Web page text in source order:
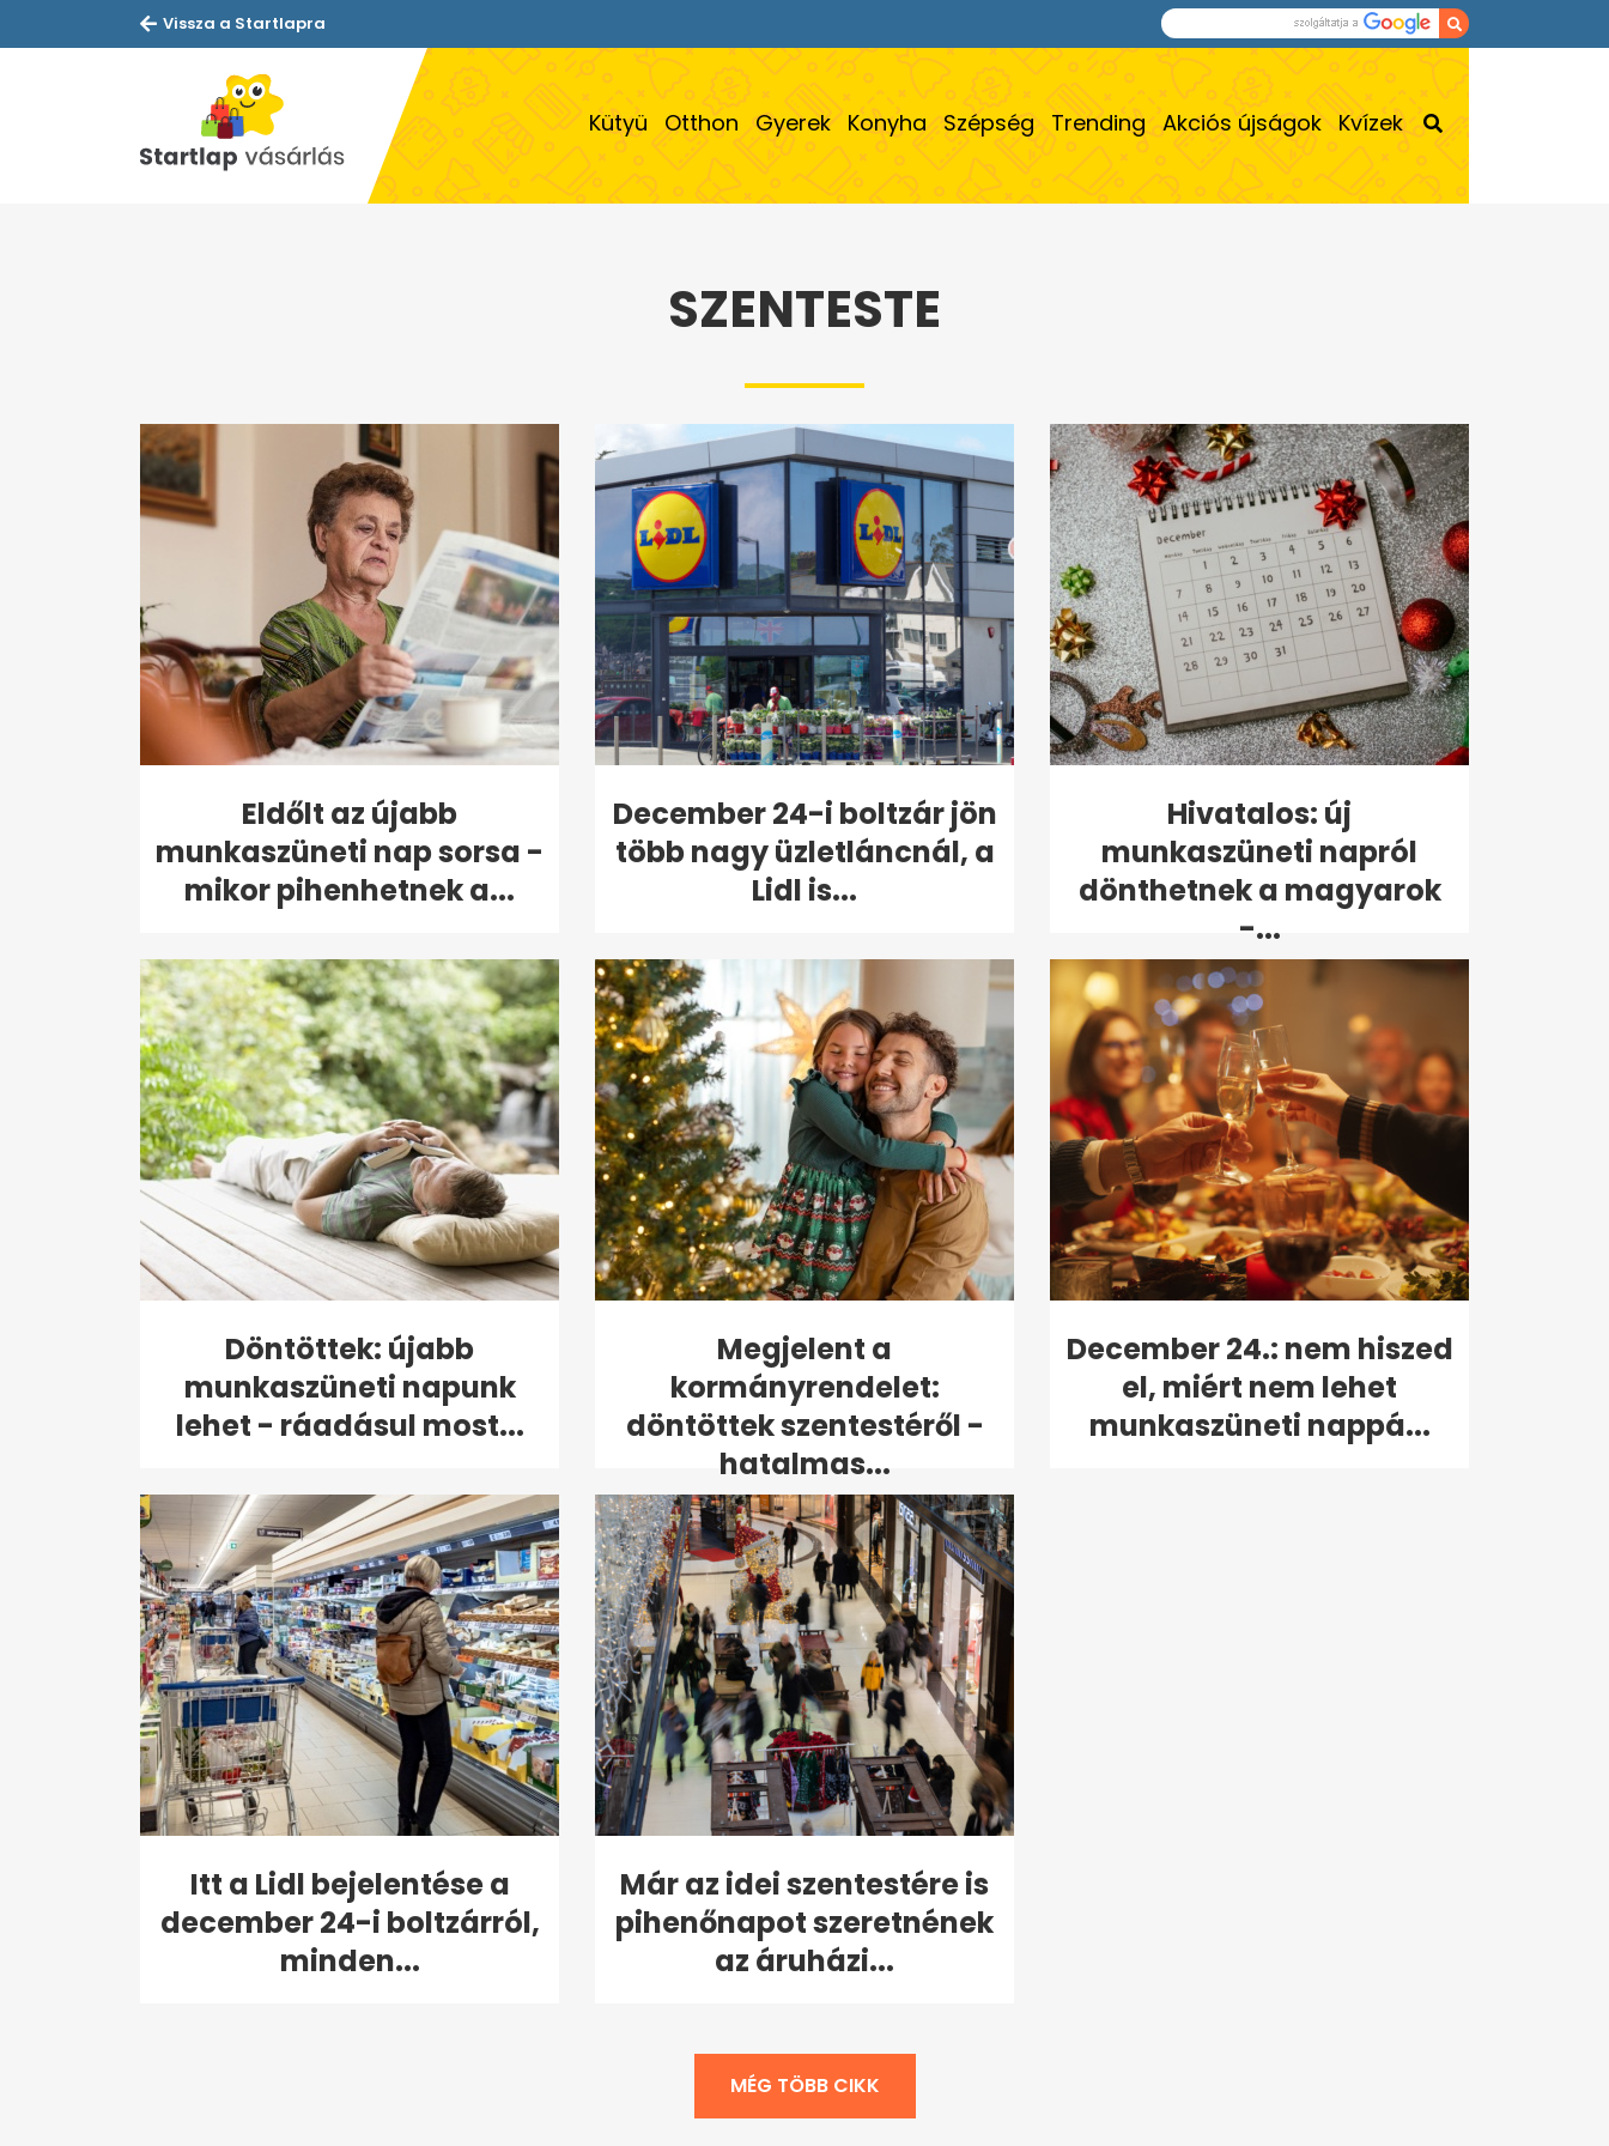
Vissza a Startlapra
Kütyü Otthon Gyerek Konyha Szépség Trending Akciós újságok Kvízek
SZENTESTE
Eldőlt az újabb
munkaszüneti nap sorsa -
mikor pihenhetnek a...
December 24-i boltzár jön
több nagy üzletláncnál, a
Lidl is...
Hivatalos: új
munkaszüneti napról
dönthetnek a magyarok
-...
Döntöttek: újabb
munkaszüneti napunk
lehet - ráadásul most...
Megjelent a
kormányrendelet:
döntöttek szentestéről -
hatalmas...
December 24.: nem hiszed
el, miért nem lehet
munkaszüneti nappá...
Itt a Lidl bejelentése a
december 24-i boltzárról,
minden...
Már az idei szentestére is
pihenőnapot szeretnének
az áruházi...
MÉG TÖBB CIKK